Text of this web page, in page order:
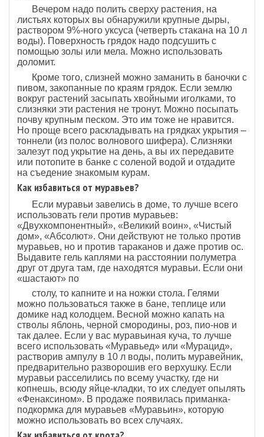
Вечером надо полить сверху растения, на
листьях которых вы обнаружили крупные дыры,
раствором 9%-ного уксуса (четверть стакана на 10 л
воды). Поверхность грядок надо подсушить с
помощью золы или мела. Можно использовать
доломит.
Кроме того, слизней можно заманить в баночки с
пивом, закопанные по краям грядок. Если землю
вокруг растений засыпать хвойными иголками, то
слизняки эти растения не тронут. Можно посыпать
почву крупным песком. Это им тоже не нравится.
Но проще всего раскладывать на грядках укрытия –
тоннели (из полос волнового шифера). Слизняки
залезут под укрытие на день, а вы их передавите
или потопите в банке с соленой водой и отдадите
на съедение знакомым курам.
Как избавиться от муравьев?
Если муравьи завелись в доме, то лучше всего
использовать гели против муравьев:
«Двухкомпонентный», «Великий воин», «Чистый
дом», «Абсолют». Они действуют не только против
муравьев, но и против тараканов и даже против ос.
Выдавите гель каплями на расстоянии полуметра
друг от друга там, где находятся муравьи. Если они
«шастают» по
столу, то капните и на ножки стола. Гелями
можно пользоваться также в бане, теплице или
домике над колодцем. Весной можно капать на
стволы яблонь, черной смородины, роз, пио-нов и
так далее. Если у вас муравьиная куча, то лучше
всего использовать «Муравьед» или «Мурацид»,
растворив ампулу в 10 л воды, полить муравейник,
предварительно разворошив его верхушку. Если
муравьи расселились по всему участку, где ни
копнешь, всюду яйце-кладки, то их следует опылять
«Фенаксином». В продаже появилась приманка-
подкормка для муравьев «Муравьин», которую
можно использовать во всех случаях.